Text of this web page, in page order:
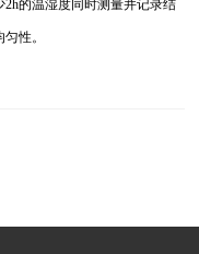
2h的温湿度同时测量并记录结
性。